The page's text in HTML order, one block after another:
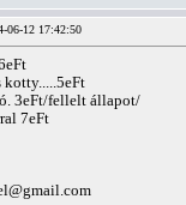
06-12 17:42:50
kotty.....5eFt
3eFt/fellelt állapot/
7eFt